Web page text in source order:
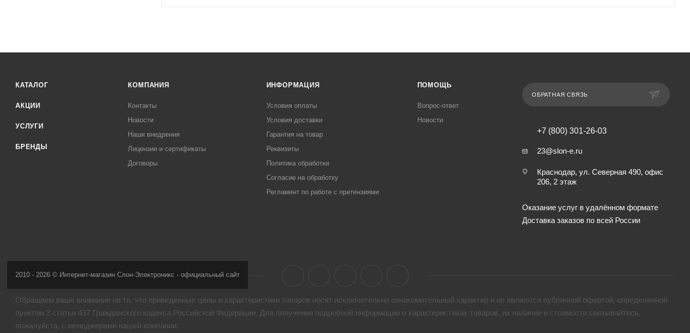
КАТАЛОГ
АКЦИИ
УСЛУГИ
БРЕНДЫ
КОМПАНИЯ
Контакты
Новости
Наши внедрения
Лицензии и сертификаты
Договоры
ИНФОРМАЦИЯ
Условия оплаты
Условия доставки
Гарантия на товар
Реквизиты
Политика обработки
Согласие на обработку
Регламент по работе с претензиями
ПОМОЩЬ
Вопрос-ответ
Новости
ОБРАТНАЯ СВЯЗЬ
+7 (800) 301-26-03
23@slon-e.ru
Краснодар, ул. Северная 490, офис
206, 2 этаж
Оказание услуг в удалённом формате
Доставка заказов по всей России
2010 - 2026 © Интернет-магазин Слон-Электроникс - официальный сайт
Обращаем ваше внимание на то, что приведенные цены и характеристики товaров носят исключительно ознакомительный характер и не являются публичной офертой, определенной
пунктом 2 статьи 437 Гражданского кодекса Российской Федерации. Для получения подробной информации о характеристиках товaров, их наличии и стоимости связывайтесь,
пожалуйста, с менеджерами нашей компании.